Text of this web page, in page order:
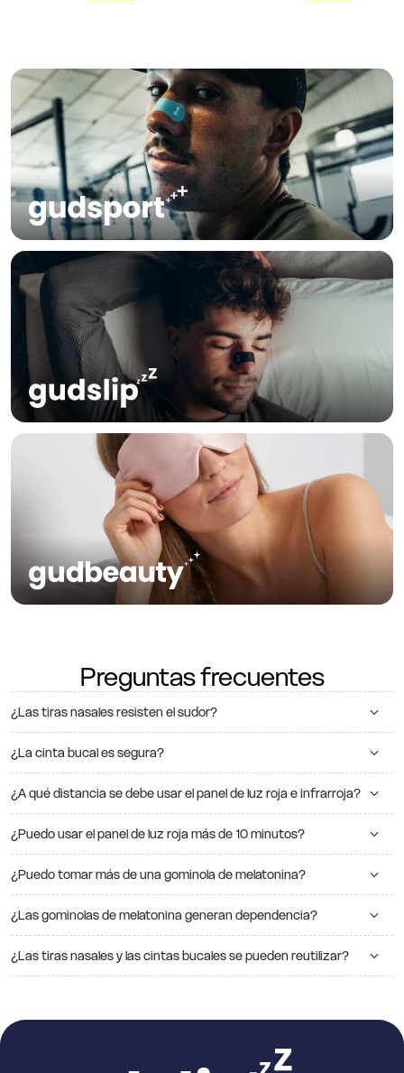
mantener el sueño. Con una
descanso y recuperación: un panel
Preguntas frecuentes
¿Las tiras nasales resisten el sudor?
¿La cinta bucal es segura?
¿A qué distancia se debe usar el panel de luz roja e infrarroja?
¿Puedo usar el panel de luz roja más de 10 minutos?
¿Puedo tomar más de una gominola de melatonina?
¿Las gominolas de melatonina generan dependencia?
¿Las tiras nasales y las cintas bucales se pueden reutilizar?